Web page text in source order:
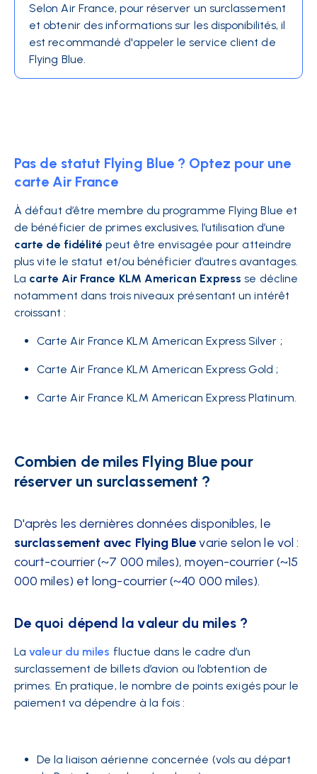
Selon Air France, pour réserver un surclassement
et obtenir des informations sur les disponibilités, il
est recommandé d'appeler le service client de
Flying Blue.
Pas de statut Flying Blue ? Optez pour une
carte Air France
À défaut d’être membre du programme Flying Blue et
de bénéficier de primes exclusives, l’utilisation d’une
carte de fidélité peut être envisagée pour atteindre
plus vite le statut et/ou bénéficier d’autres avantages.
La carte Air France KLM American Express se décline
notamment dans trois niveaux présentant un intérêt
croissant :
Carte Air France KLM American Express Silver ;
Carte Air France KLM American Express Gold ;
Carte Air France KLM American Express Platinum.
Combien de miles Flying Blue pour
réserver un surclassement ?
D'après les dernières données disponibles, le
surclassement avec Flying Bluevarie selon le vol :
court-courrier (~7 000 miles), moyen-courrier (~15
000 miles) et long-courrier (~40 000 miles).
De quoi dépend la valeur du miles ?
Lavaleur du miles fluctue dans le cadre d’un
surclassement de billets d’avion ou l’obtention de
primes. En pratique, le nombre de points exigés pour le
paiement va dépendre à la fois :
De la liaison aérienne concernée (vols au départ